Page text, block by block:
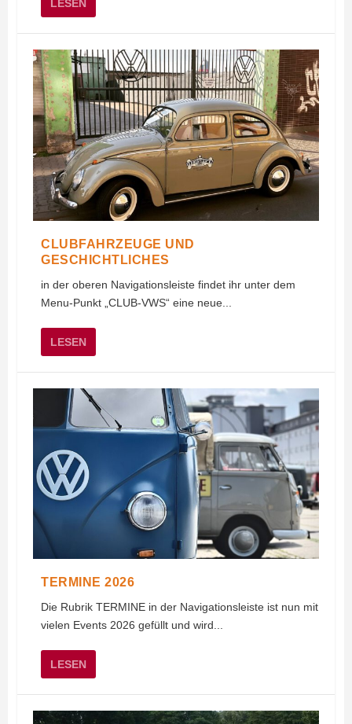
LESEN
CLUBFAHRZEUGE UND
GESCHICHTLICHES
in der oberen Navigationsleiste findet ihr unter dem
Menu-Punkt „CLUB-VWS“ eine neue...
LESEN
TERMINE 2026
Die Rubrik TERMINE in der Navigationsleiste ist nun mit
vielen Events 2026 gefüllt und wird...
LESEN